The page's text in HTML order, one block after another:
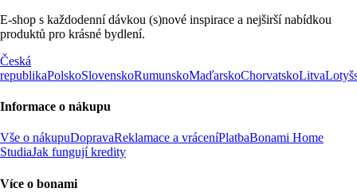
E-shop s každodenní dávkou (s)nové inspirace a nejširší nabídkou
produktů pro krásné bydlení.
Česká
republikaPolskoSlovenskoRumunskoMaďarskoChorvatskoLitva
Informace o nákupu
Vše o nákupuDopravaReklamace a vráceníPlatbaBonami Home
StudiaJak fungují kredity
Více o bonami